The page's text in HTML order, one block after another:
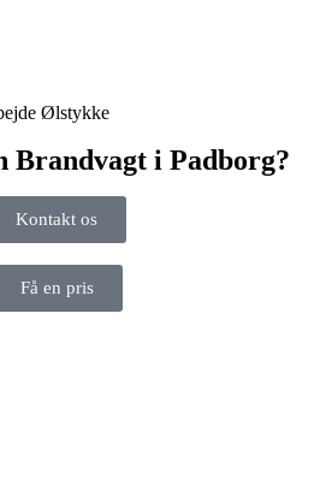
Brandvagt i Padborg?
Kontakt os
Få en pris